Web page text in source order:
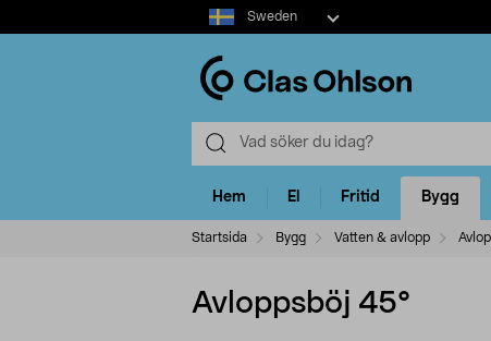
Select
market
Sweden
Hem El Fritid Bygg
Startsida Bygg Vatten & avlopp
Avloppsböj 45°